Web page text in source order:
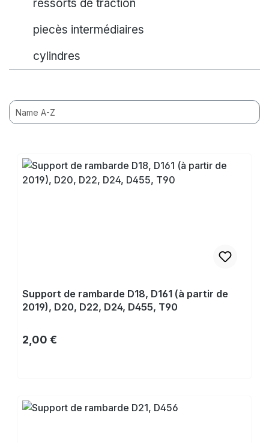
ressorts de traction
piecès intermédiaires
cylindres
Support de rambarde D18, D161 (à partir de
2019), D20, D22, D24, D455, T90
Prix régulier :
2,00 €